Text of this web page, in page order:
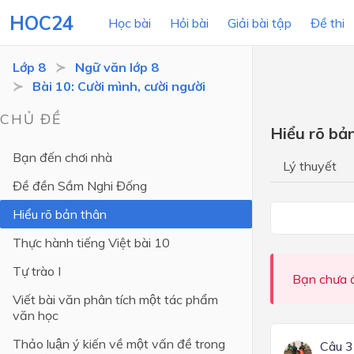
HOC24 Học bài Hỏi bài Giải bài tập Đề thi
Lớp 12
Lớp 11
Lớp 10
Lớp 9
Lớp 7
Lớp 8
Ngữ văn lớp 8
Bài 10: Cười mình, cười người
CHỦ ĐỀ
Bạn đến chơi nhà
Đề đền Sầm Nghi Đống
Hiểu rõ bản thân
Thực hành tiếng Việt bài 10
Tự trào I
Viết bài văn phân tích một tác phẩm
văn học
Thảo luận ý kiến về một vấn đề trong
Hiểu rõ
Lý thuyết
Bạn chưa
Câu 3